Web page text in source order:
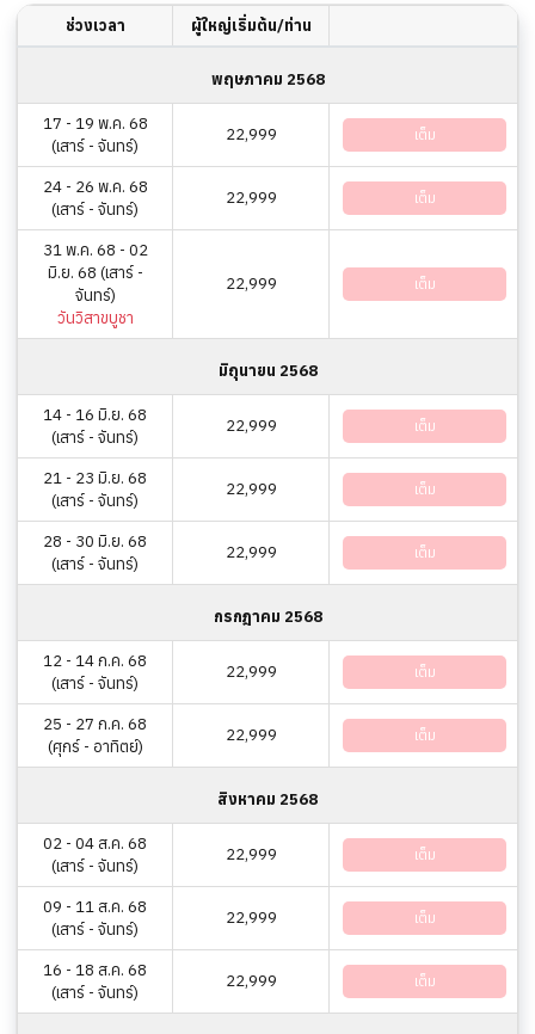
ช่วงเวลา ผู้ใหญ่เริ่มต้น/ท่าน
พฤษภาคม 2568
17 - 19 พ.ค. 68
(เสาร์ - จันทร์)
22,999 เต็ม
24 - 26 พ.ค. 68
(เสาร์ - จันทร์)
22,999 เต็ม
31 พ.ค. 68 - 02
มิ.ย. 68 (เสาร์ -
จันทร์)
วันวิสาขบูชา
22,999 เต็ม
มิถุนายน 2568
14 - 16 มิ.ย. 68
(เสาร์ - จันทร์)
22,999 เต็ม
21 - 23 มิ.ย. 68
(เสาร์ - จันทร์)
22,999 เต็ม
28 - 30 มิ.ย. 68
(เสาร์ - จันทร์)
22,999 เต็ม
กรกฎาคม 2568
12 - 14 ก.ค. 68
(เสาร์ - จันทร์)
22,999 เต็ม
25 - 27 ก.ค. 68
(ศุกร์ - อาทิตย์)
22,999 เต็ม
สิงหาคม 2568
02 - 04 ส.ค. 68
(เสาร์ - จันทร์)
22,999 เต็ม
09 - 11 ส.ค. 68
(เสาร์ - จันทร์)
22,999 เต็ม
16 - 18 ส.ค. 68
(เสาร์ - จันทร์)
22,999 เต็ม